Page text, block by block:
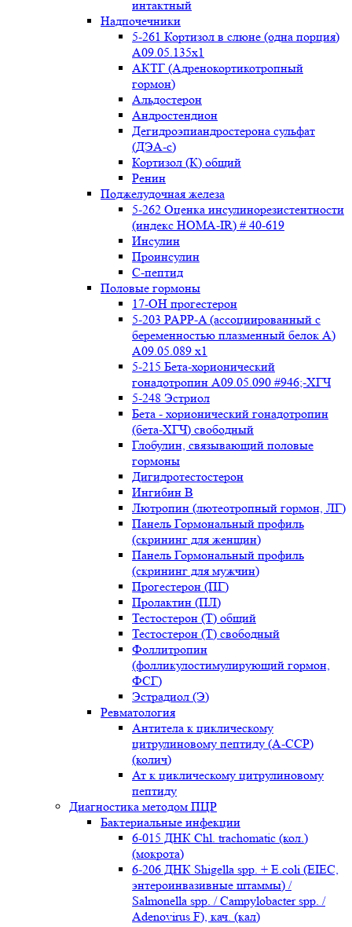
интактный
Надпочечники
5-261 Кортизол в слюне (одна порция)
A09.05.135x1
АКТГ (Адренокортикотропный
гормон)
Альдостерон
Андростендион
Дегидроэпиандростерона сульфат
(ДЭА-с)
Кортизол (К) общий
Ренин
Поджелудочная железа
5-262 Оценка инсулинорезистентности
(индекс HOMA-IR) # 40-619
Инсулин
Проинсулин
С-пептид
Половые гормоны
17-ОН прогестерон
5-203 PAPP-A (ассоциированный с
беременностью плазменный белок А)
А09.05.089 x1
5-215 Бета-хорионический
гонадотропин А09.05.090 #946;-ХГЧ
5-248 Эстриол
Бета - хорионический гонадотропин
(бета-ХГЧ) свободный
Глобулин, связывающий половые
гормоны
Дигидротестостерон
Ингибин В
Лютропин (лютеотропный гормон, ЛГ)
Панель Гормональный профиль
(скрининг для женщин)
Панель Гормональный профиль
(скрининг для мужчин)
Прогестерон (ПГ)
Пролактин (ПЛ)
Тестостерон (Т) общий
Тестостерон (Т) свободный
Фоллитропин
(фолликулостимулирующий гормон,
ФСГ)
Эстрадиол (Э)
Ревматология
Антитела к циклическому
цитрулиновому пептиду (A-ССР)
(колич)
Ат к циклическому цитрулиновому
пептиду
Диагностика методом ПЦР
Бактериальные инфекции
6-015 ДНК Chl. trachomatic (кол.)
(мокрота)
6-206 ДНК Shigella spp. + E.coli (EIEC,
энтероинвазивные штаммы) /
Salmonella spp. / Campylobacter spp. /
Adenovirus F), кач. (кал)